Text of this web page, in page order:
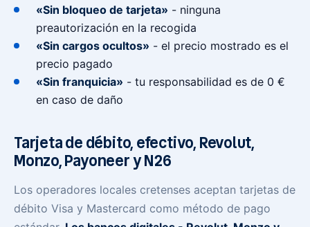
«Sin bloqueo de tarjeta» - ninguna
preautorización en la recogida
«Sin cargos ocultos» - el precio mostrado es el
precio pagado
«Sin franquicia» - tu responsabilidad es de 0 €
en caso de daño
Tarjeta de débito, efectivo, Revolut,
Monzo, Payoneer y N26
Los operadores locales cretenses aceptan tarjetas de
débito Visa y Mastercard como método de pago